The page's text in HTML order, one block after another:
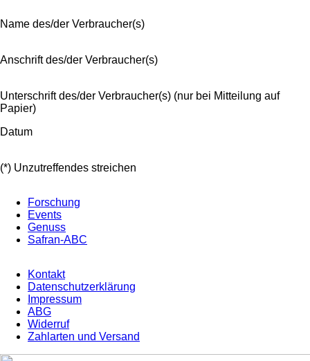
Name des/der Verbraucher(s)
Anschrift des/der Verbraucher(s)
Unterschrift des/der Verbraucher(s) (nur bei Mitteilung auf
Papier)
Datum
(*) Unzutreffendes streichen
Forschung
Events
Genuss
Safran-ABC
Kontakt
Datenschutzerklärung
Impressum
ABG
Widerruf
Zahlarten und Versand